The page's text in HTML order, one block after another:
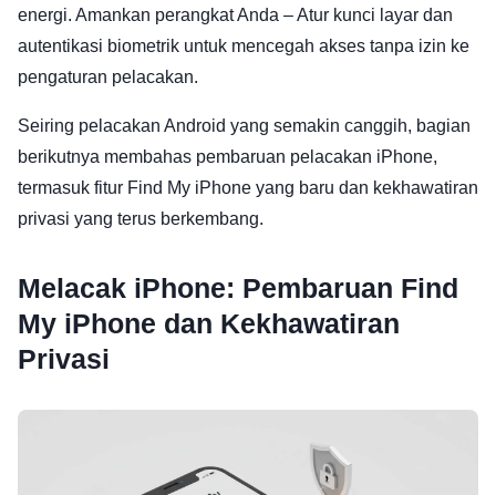
energi. Amankan perangkat Anda – Atur kunci layar dan
autentikasi biometrik untuk mencegah akses tanpa izin ke
pengaturan pelacakan.
Seiring pelacakan Android yang semakin canggih, bagian
berikutnya membahas pembaruan pelacakan iPhone,
termasuk fitur Find My iPhone yang baru dan kekhawatiran
privasi yang terus berkembang.
Melacak iPhone: Pembaruan Find
My iPhone dan Kekhawatiran
Privasi